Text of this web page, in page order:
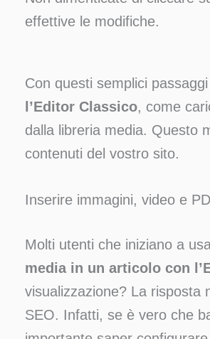
effettive le modifiche.
Con questi semplici
l’Editor Classico, come
dalla libreria media. Questo
contenuti del vostro sito.
Inserire immagini, video e
Molti utenti che iniziano a
media in un articolo con
visualizzazione? La risposta
SEO. Infatti, se è vero che